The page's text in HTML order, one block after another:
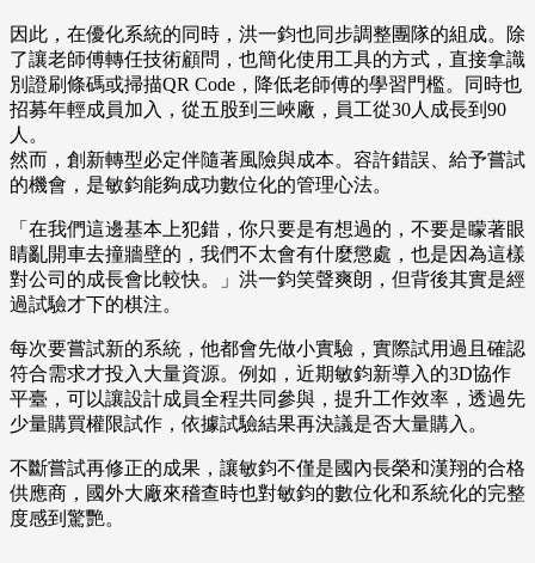
因此，在優化系統的同時，洪一鈞也同步調整團隊的組成。除
了讓老師傅轉任技術顧問，也簡化使用工具的方式，直接拿識
別證刷條碼或掃描QR Code，降低老師傅的學習門檻。同時也
招募年輕成員加入，從五股到三峽廠，員工從30人成長到90
人。
然而，創新轉型必定伴隨著風險與成本。容許錯誤、給予嘗試
的機會，是敏鈞能夠成功數位化的管理心法。
「在我們這邊基本上犯錯，你只要是有想過的，不要是矇著眼
睛亂開車去撞牆壁的，我們不太會有什麼懲處，也是因為這樣
對公司的成長會比較快。」洪一鈞笑聲爽朗，但背後其實是經
過試驗才下的棋注。
每次要嘗試新的系統，他都會先做小實驗，實際試用過且確認
符合需求才投入大量資源。例如，近期敏鈞新導入的3D協作
平臺，可以讓設計成員全程共同參與，提升工作效率，透過先
少量購買權限試作，依據試驗結果再決議是否大量購入。
不斷嘗試再修正的成果，讓敏鈞不僅是國內長榮和漢翔的合格
供應商，國外大廠來稽查時也對敏鈞的數位化和系統化的完整
度感到驚艷。